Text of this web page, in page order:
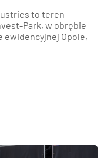
to teren
Park, w obrębie
ewidencyjnej Opole,